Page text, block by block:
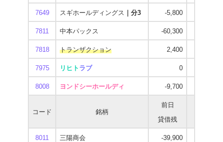
7649 スギホールディングス ｜分3 -5,800
7811 中本パックス -60,300
7818 トランザクション 2,400
7975 リヒト ラブ 0
8008 ヨンドシーホールディ -9,700
コード 銘柄
前日
貸借残
8011 三陽商会 -39,900